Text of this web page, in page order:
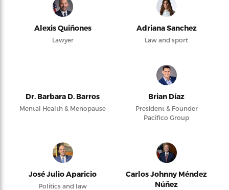
Alexis Quiñones
Lawyer
Adriana Sanchez
Law and sport
Dr. Barbara D. Barros
Mental Health & Menopause
Brian Díaz
President & Founder
Pacifico Group
José Julio Aparicio
Politics and law
Carlos Johnny Méndez
Núñez